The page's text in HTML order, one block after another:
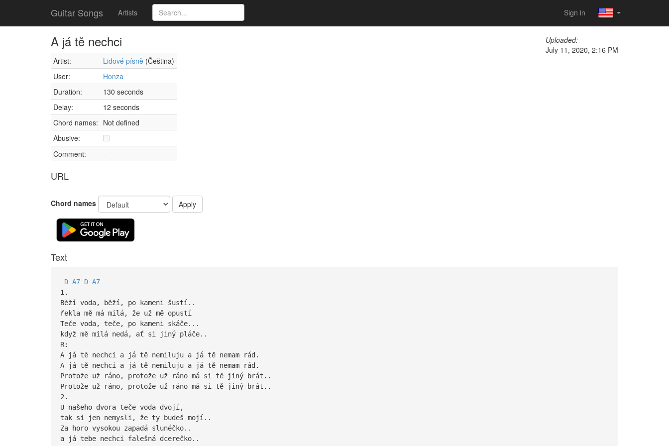
Guitar Songs Artists Sign in
A já tě nechci
Artist: Lidové písně (Čeština)
User:
Honza
Duration:
130 seconds
Delay:
12 seconds
Chord names: Not defined
Abusive:
Comment:
-
URL
Uploaded:
July 11, 2020, 2:16 PM
Chord names Apply
Text
D A7 D A7
1.
Běží voda, běží, po kameni šustí..
řekla mě má milá, že už mě opustí
Teče voda, teče, po kameni skáče...
když mě milá nedá, ať si jiný pláče..
R:
A já tě nechci a já tě nemiluju a já tě nemam rád.
A já tě nechci a já tě nemiluju a já tě nemam rád.
Protože už ráno, protože už ráno má si tě jiný brát..
Protože už ráno, protože už ráno má si tě jiný brát..
2.
U našeho dvora teče voda dvojí,
tak si jen nemysli, že ty budeš mojí..
Za horo vysokou zapadá slunéčko..
a já tebe nechci falešná dcerečko..